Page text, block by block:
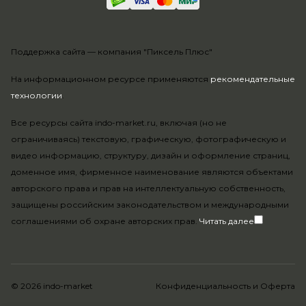
На информационном ресурсе применяются рекомендательные
технологии.
Все ресурсы сайта indo-market.ru, включая (но не
ограничиваясь) текстовую, графическую, фотографическую и
видео информацию, структуру, дизайн и оформление страниц,
доменное имя, фирменное наименование являются объектами
авторского права и прав на интеллектуальную собственность,
защищены российским законодательством и международными
соглашениями об охране авторских прав. Читать далее
Поддержка сайта — компания "Пиксель Плюс"
© 2026 indo-market Конфиденциальность и Оферта